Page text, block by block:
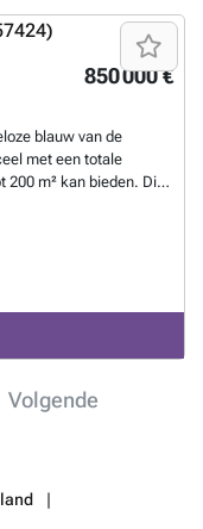
en diverse stranden
850 000 €
blauw van de
met een totale
200 m² kan bieden. Dit
Meer weten?
Volgende